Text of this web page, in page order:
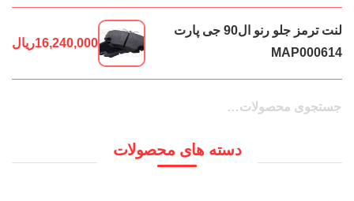
لنت ترمز جلو رنو ال90 جی پارت
MAP000614
16,240,000ریال
جستجو
جستجو
دسته های محصولات